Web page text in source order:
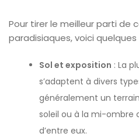
Pour tirer le meilleur parti de
paradisiaques, voici
Sol et exposition : La
s’adaptent à divers
généralement un
soleil ou à la mi-ombre
d’entre eux.